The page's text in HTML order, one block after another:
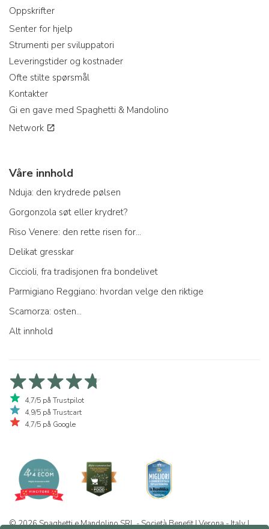
Oppskrifter
Senter for hjelp
Strumenti per sviluppatori
Leveringstider og kostnader
Ofte stilte spørsmål
Kontakter
Gi en gave med Spaghetti & Mandolino
Network
Våre innhold
Nduja: den krydrede pølsen
Gorgonzola søt eller krydret?
Riso Venere: den rette risen for...
Delikat gresskar
Ciccioli, fra tradisjonen fra bondelivet
Parmigiano Reggiano: hvordan velge den riktige
Scamorza: osten...
Alt innhold
4,7/5 på Trustpilot
4,9/5 på Trustcart
4,7/5 på Google
© 2026 Spaghetti e Mandolino SRL - Società Benefit | Verona - Italy |